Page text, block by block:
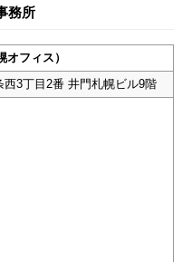
務所
フィス）
3丁目2番 井門札幌ビル9階